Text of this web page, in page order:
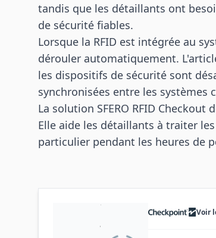
tandis que les détaillants ont
de sécurité fiables.
Lorsque la RFID est intégrée au
dérouler automatiquement.
les dispositifs de sécurité sont
synchronisées entre les systèmes
La solution SFERO RFID
Elle aide les détaillants à traiter
particulier pendant les heures de
Voir